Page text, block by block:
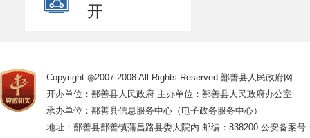
开
Copyright ◎2007-2008 All Rights Reserved 鄯善县人民政府网
开办单位：鄯善县人民政府 主办单位：鄯善县人民政府办公室
承办单位：鄯善县信息服务中心（电子政务服务中心）
地址：鄯善县鄯善镇蒲昌路县委大院内 邮编：838200 公安备案号